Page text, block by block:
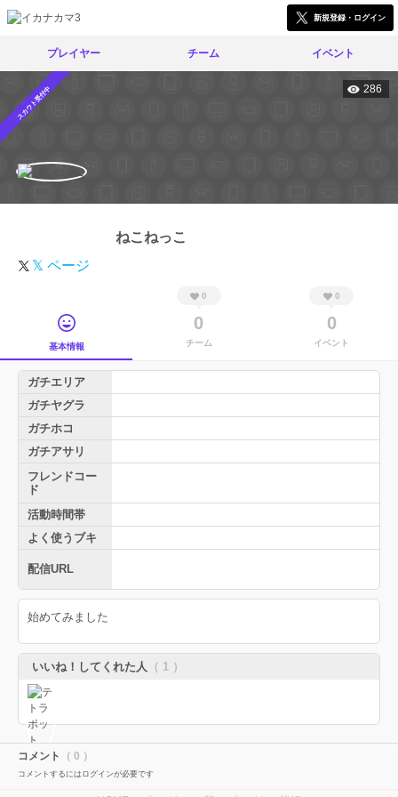
新規登録・ログイン
プレイヤー チーム イベント
スカウト受付中 286
ねこねっこ
𝕏 ページ
基本情報
0
0
チーム
0
0
イベント
ガチエリア
ガチヤグラ
ガチホコ
ガチアサリ
フレンドコー
ド
活動時間帯
よく使うブキ
配信URL
始めてみました
いいね！してくれた人 （ 1 ）
コメント （ 0 ）
コメントするにはログインが必要です